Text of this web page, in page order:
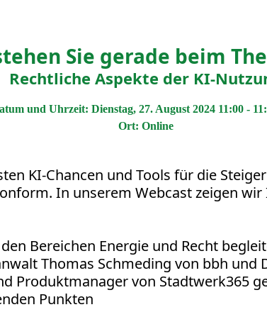
Sie gerade beim
Rechtliche Aspekte der KI-
und Uhrzeit: Dienstag, 27. August 2024 11:00 -
Ort: Online
KI-Chancen und Tools für die
In unserem Webcast zeigen wir
Bereichen Energie und Recht
Thomas Schmeding von bbh und
Produktmanager von Stadtwerk365
Punkten